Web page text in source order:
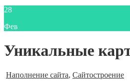
28
Фев
Уникальные
Наполнение сайта, Сайтостроение